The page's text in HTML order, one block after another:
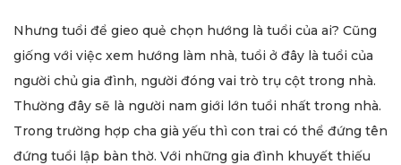
Nhưng tuổi để gieo quẻ chọn hướng là tuổi của ai? Cũng
giống với việc xem hướng làm nhà, tuổi ở đây là tuổi của
người chủ gia đình, người đóng vai trò trụ cột trong nhà.
Thường đây sẽ là người nam giới lớn tuổi nhất trong nhà.
Trong trường hợp cha già yếu thì con trai có thể đứng tên
đứng tuổi lập bàn thờ. Với những gia đình khuyết thiếu